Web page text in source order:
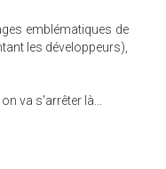
emblématiques de
les développeurs),
va s'arrêter là...